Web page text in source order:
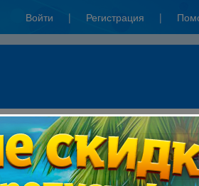
Войти | Регистрация |